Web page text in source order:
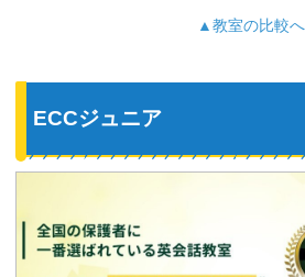
ど、色んなものを英語で教えて
うになり、英語が身についてき
▲教室の比較
ECCジュニア